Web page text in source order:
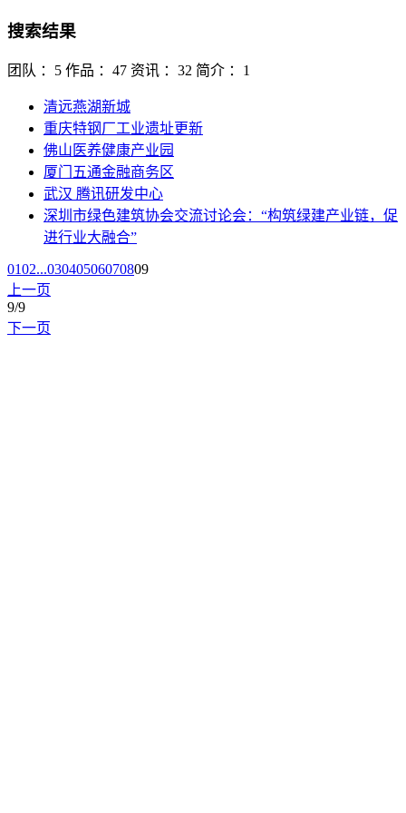
搜索结果
团队 ：5 作品 ：47 资讯 ：32 简介 ：1
清远燕湖新城
重庆特钢厂工业遗址更新
佛山医养健康产业园
厦门五通金融商务区
武汉 腾讯研发中心
深圳市绿色建筑协会交流讨论会：“构筑绿建产业链，促
进行业大融合”
0102...03040506070809
上一页
9/9
下一页